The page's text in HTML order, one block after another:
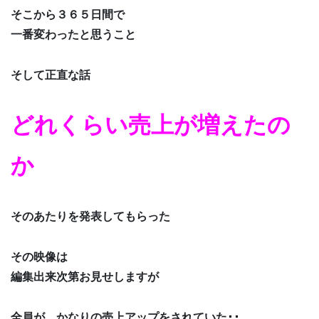
そこから３６５日間で
一番変わったと思うこと
そして正直な話
どれくらい売上が増えたの
か
そのあたりを発表してもらった
その映像は
編集出来次第お見せしますが